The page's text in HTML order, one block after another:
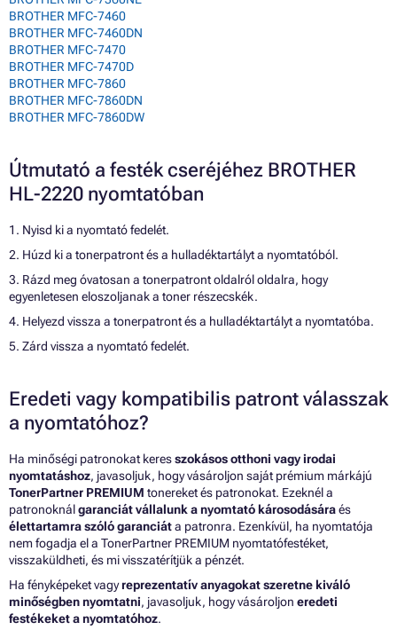
BROTHER MFC-7460
BROTHER MFC-7460DN
BROTHER MFC-7470
BROTHER MFC-7470D
BROTHER MFC-7860
BROTHER MFC-7860DN
BROTHER MFC-7860DW
Útmutató a festék cseréjéhez BROTHER
HL-2220 nyomtatóban
1. Nyisd ki a nyomtató fedelét.
2. Húzd ki a tonerpatront és a hulladéktartályt a nyomtatóból.
3. Rázd meg óvatosan a tonerpatront oldalról oldalra, hogy
egyenletesen eloszoljanak a toner részecskék.
4. Helyezd vissza a tonerpatront és a hulladéktartályt a nyomtatóba.
5. Zárd vissza a nyomtató fedelét.
Eredeti vagy kompatibilis patront válasszak
a nyomtatóhoz?
Ha minőségi patronokat keresszokásos otthoni vagy irodai
nyomtatáshoz, javasoljuk, hogy vásároljon saját prémium márkájú
TonerPartner PREMIUM tonereket és patronokat. Ezeknél a
patronoknálgaranciát vállalunk a nyomtató károsodásáraés
élettartamra szóló garanciáta patronra. Ezenkívül, ha nyomtatója
nem fogadja el a TonerPartner PREMIUM nyomtatófestéket,
visszaküldheti, és mi visszatérítjük a pénzét.
Ha fényképeket vagyreprezentatív anyagokat szeretne kiváló
minőségben nyomtatni, javasoljuk, hogy vásároljon eredeti
festékeket a nyomtatóhoz.